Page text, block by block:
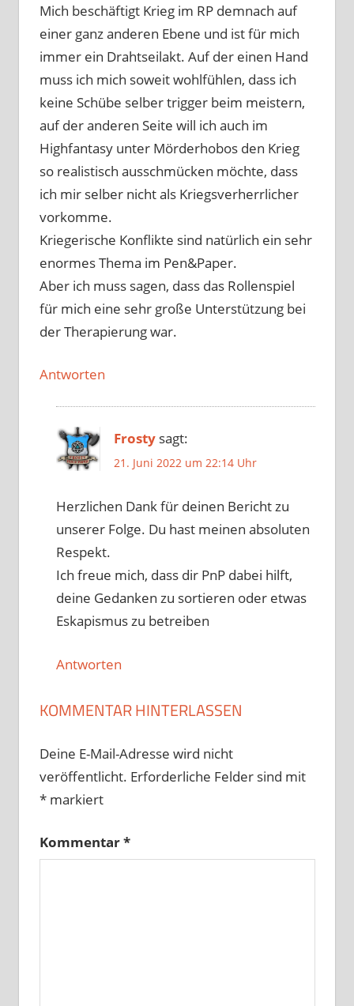
Mich beschäftigt Krieg im RP demnach auf
einer ganz anderen Ebene und ist für mich
immer ein Drahtseilakt. Auf der einen Hand
muss ich mich soweit wohlfühlen, dass ich
keine Schübe selber trigger beim meistern,
auf der anderen Seite will ich auch im
Highfantasy unter Mörderhobos den Krieg
so realistisch ausschmücken möchte, dass
ich mir selber nicht als Kriegsverherrlicher
vorkomme.
Kriegerische Konflikte sind natürlich ein sehr
enormes Thema im Pen&Paper.
Aber ich muss sagen, dass das Rollenspiel
für mich eine sehr große Unterstützung bei
der Therapierung war.
Antworten
Frosty sagt:
21. Juni 2022 um 22:14 Uhr
Herzlichen Dank für deinen Bericht zu
unserer Folge. Du hast meinen absoluten
Respekt.
Ich freue mich, dass dir PnP dabei hilft,
deine Gedanken zu sortieren oder etwas
Eskapismus zu betreiben
Antworten
KOMMENTAR HINTERLASSEN
Deine E-Mail-Adresse wird nicht
veröffentlicht. Erforderliche Felder sind mit
*markiert
Kommentar*